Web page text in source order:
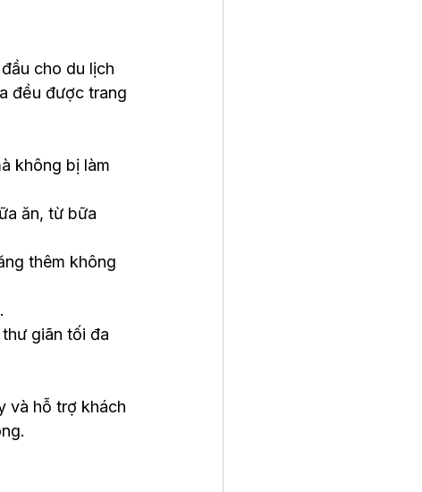
cho du lịch
đều được trang
không bị làm
ăn, từ bữa
thêm không
giãn tối đa
và hỗ trợ khách